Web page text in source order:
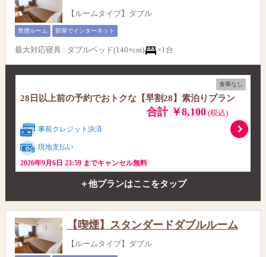
【ルームタイプ】ダブル
禁煙ルーム 部屋でインターネット
最大対応寝具 : ダブルベッド(140×cm) ×1台
食事なし
28日以上前の予約でおトクな【早割28】素泊りプラン
合計 ￥8,100(税込)
事前クレジット決済
現地支払い
2026年9月6日 23:59 までキャンセル無料
＋他プランはここをタップ
【喫煙】スタンダードダブルルーム
【ルームタイプ】ダブル